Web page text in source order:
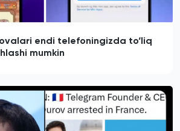
endi telefoningizda to‘liq
mumkin